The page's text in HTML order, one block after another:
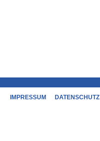
IMPRESSUM DATENSCHUTZ